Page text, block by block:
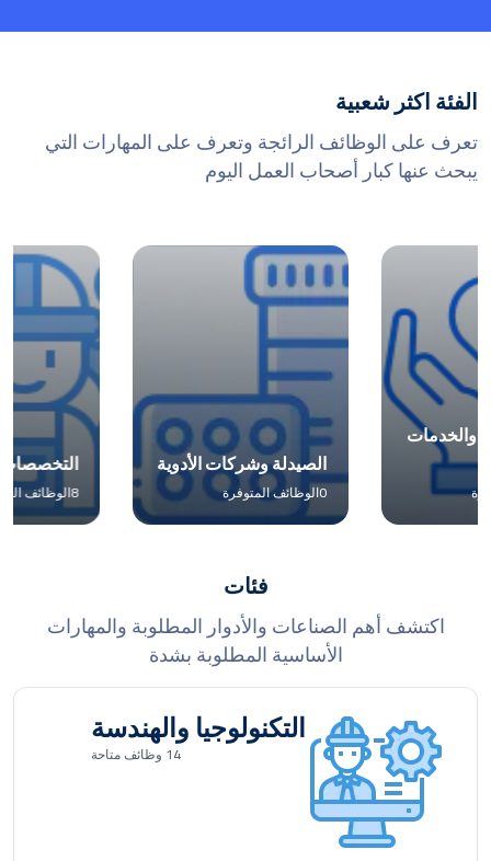
الفئة اكثر شعبية
تعرف على الوظائف الرائجة وتعرف على المهارات التي
يبحث عنها كبار أصحاب العمل اليوم
الصيدلة وشركات الأدوية
0الوظائف المتوفرة
التخصصات الهندسية
8 الوظائف المتوفرة
فئات
اكتشف أهم الصناعات والأدوار المطلوبة والمهارات
الأساسية المطلوبة بشدة
التكنولوجيا والهندسة
14 وظائف متاحة